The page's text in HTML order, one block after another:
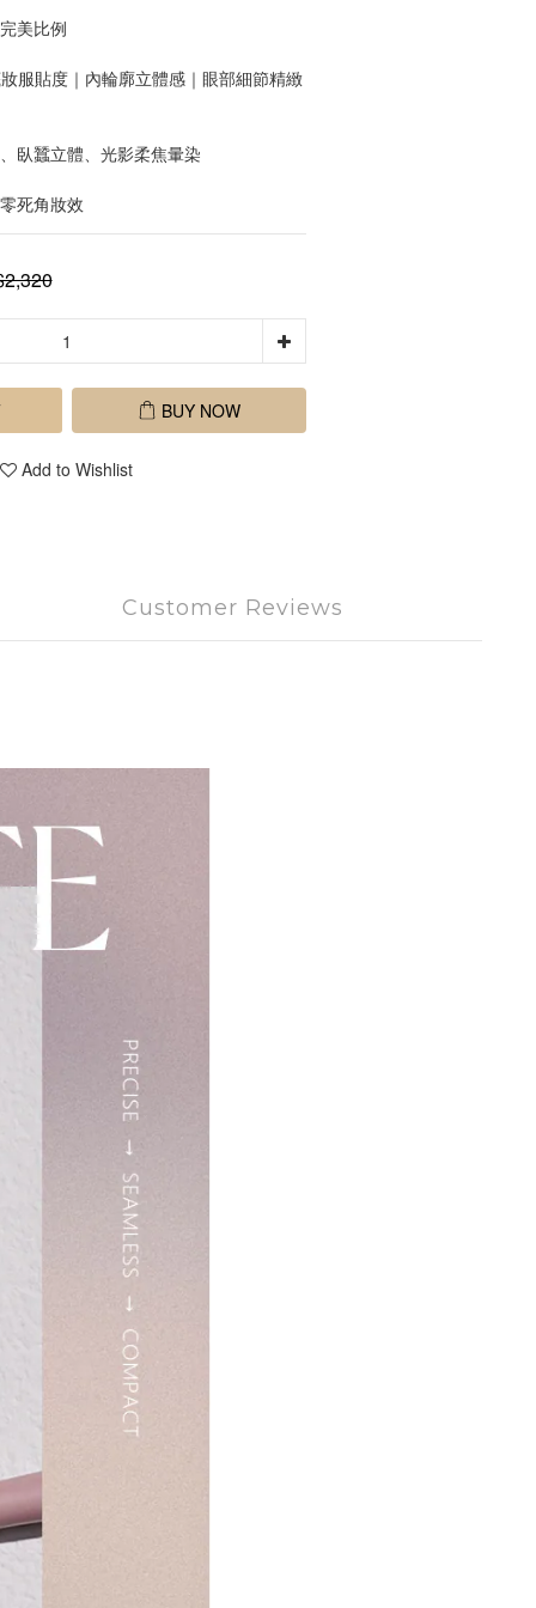
美比例
服貼度｜內輪廓立體感｜眼部細節精緻
臥蠶立體、光影柔焦暈染
死角妝效
BUY NOW
Add to Wishlist
Customer Reviews